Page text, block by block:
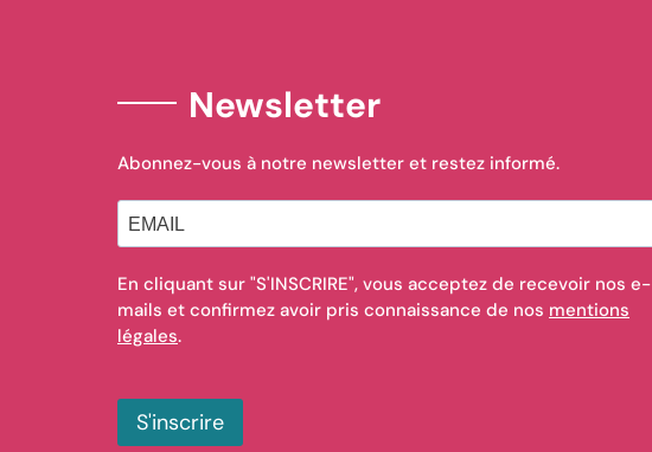
Newsletter
Abonnez-vous à notre newsletter et restez informé.
En cliquant sur "S'INSCRIRE", vous acceptez de recevoir nos e-
mails et confirmez avoir pris connaissance de nos mentions
légales.
S'inscrire